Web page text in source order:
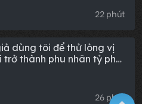
22 phút
dùng tôi để thử lòng vị
trở thành phu nhân tỷ phú
hối hận
26 phút